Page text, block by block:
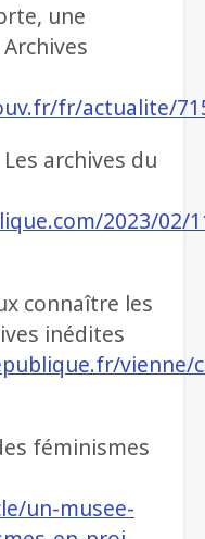
une
fr/actualite/
archives du
2023/02/
connaître les
inédites
vienne/
féminismes
un-musee-